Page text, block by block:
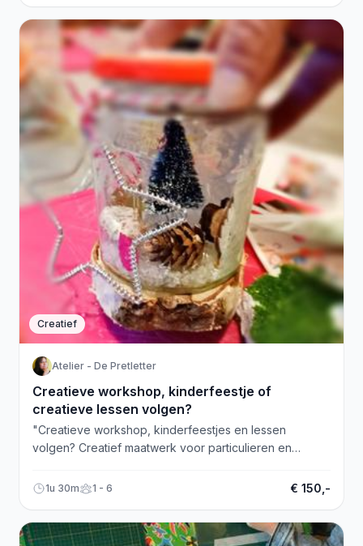
Creatief
Atelier - De Pretletter
Creatieve workshop, kinderfeestje of
creatieve lessen volgen?
"Creatieve workshop, kinderfeestjes en lessen
volgen? Creatief maatwerk voor particulieren en
1u 30m 1 - 6 € 150,-